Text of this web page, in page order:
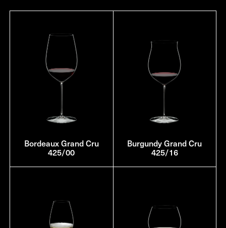
Bordeaux Grand Cru
425/00
Burgundy Grand Cru
425/16